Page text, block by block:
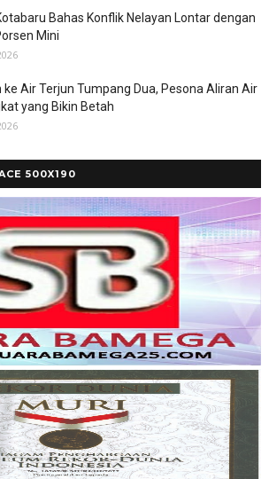
Bahas Konflik Nelayan Lontar dengan
Mini
ke Air Terjun Tumpang Dua, Pesona Aliran Air
yang Bikin Betah
500X190